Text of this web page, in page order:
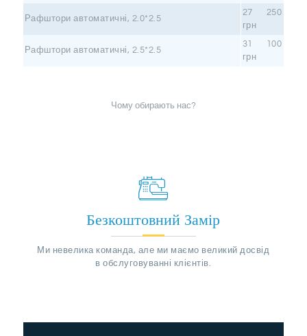
Рафштори автоматичні, 2.0*2.5
27 250
грн
Рафштори автоматичні, 2.5*2.5
31 100
грн
Чому обирають нас?
Безкоштовний Замір
Ми невелика команда, але ми маємо великий досвід
в обслуговуванні клієнтів.